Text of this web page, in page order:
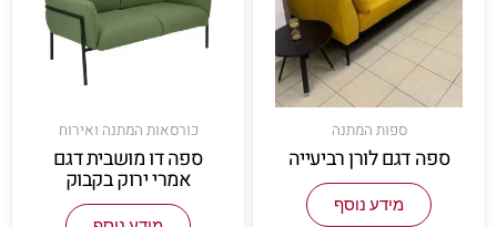
ספות המתנה
ספה דגם לורן רביעייה
מידע נוסף
כורסאות המתנה ואירוח
ספה דו מושבית דגם
אמרי ירוק בקבוק